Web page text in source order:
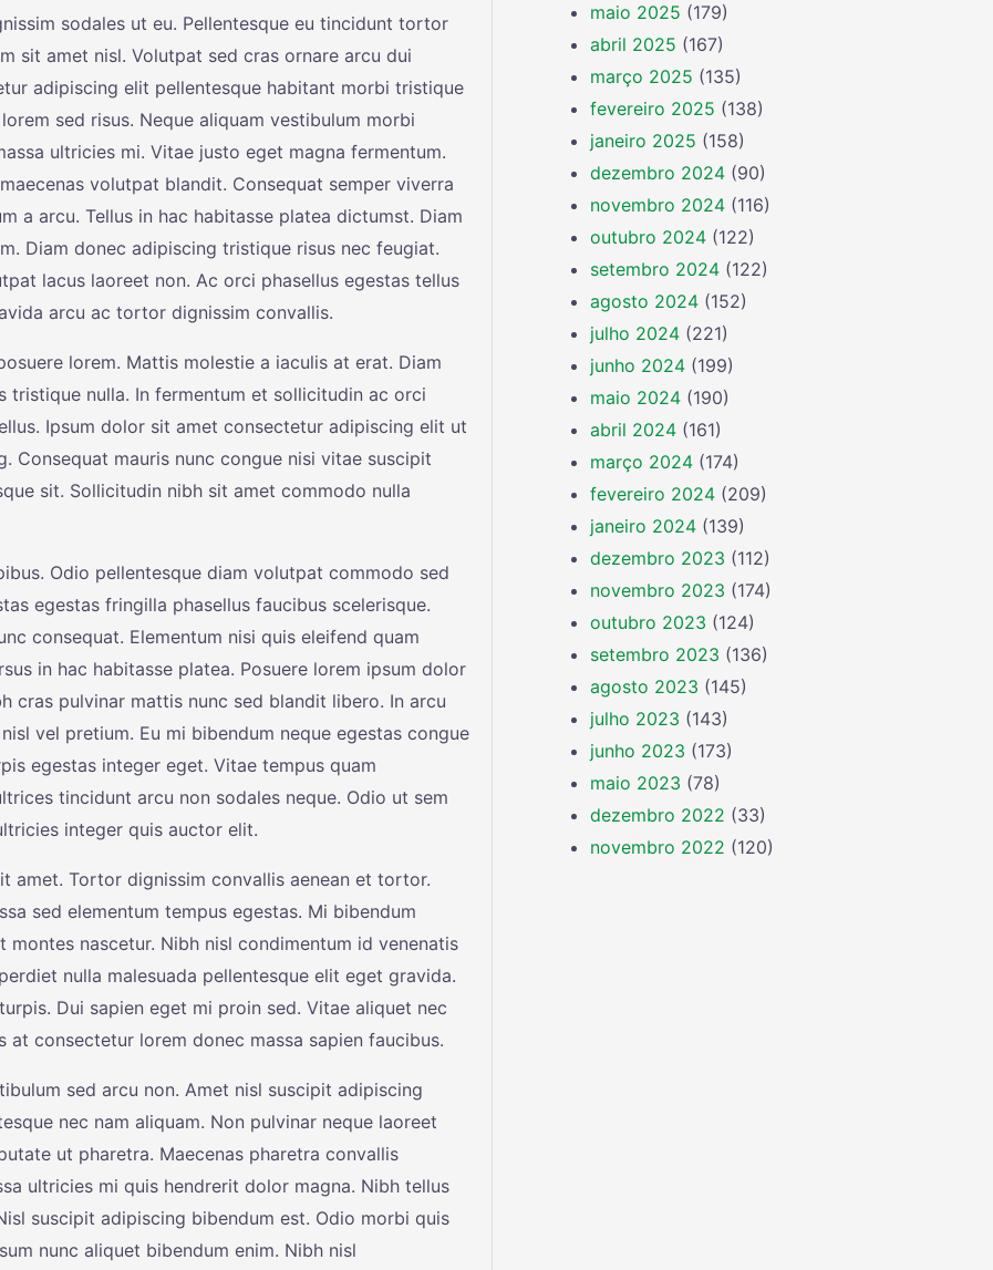
sodales ut eu. Pellentesque eu tincidunt tortor
sit amet nisl. Volutpat sed cras ornare arcu dui
adipiscing elit pellentesque habitant morbi tristique
sed risus. Neque aliquam vestibulum morbi
ultricies mi. Vitae justo eget magna fermentum.
volutpat blandit. Consequat semper viverra
a arcu. Tellus in hac habitasse platea dictumst. Diam
Diam donec adipiscing tristique risus nec feugiat.
lacus laoreet non. Ac orci phasellus egestas tellus
arcu ac tortor dignissim convallis.
lorem. Mattis molestie a iaculis at erat. Diam
tristique nulla. In fermentum et sollicitudin ac orci
Ipsum dolor sit amet consectetur adipiscing elit ut
Consequat mauris nunc congue nisi vitae suscipit
sit. Sollicitudin nibh sit amet commodo nulla
Odio pellentesque diam volutpat commodo sed
egestas fringilla phasellus faucibus scelerisque.
consequat. Elementum nisi quis eleifend quam
in hac habitasse platea. Posuere lorem ipsum dolor
cras pulvinar mattis nunc sed blandit libero. In arcu
vel pretium. Eu mi bibendum neque egestas congue
egestas integer eget. Vitae tempus quam
tincidunt arcu non sodales neque. Odio ut sem
integer quis auctor elit.
amet. Tortor dignissim convallis aenean et tortor.
sed elementum tempus egestas. Mi bibendum
nascetur. Nibh nisl condimentum id venenatis
nulla malesuada pellentesque elit eget gravida.
Dui sapien eget mi proin sed. Vitae aliquet nec
at consectetur lorem donec massa sapien faucibus.
sed arcu non. Amet nisl suscipit adipiscing
nec nam aliquam. Non pulvinar neque laoreet
ut pharetra. Maecenas pharetra convallis
ultricies mi quis hendrerit dolor magna. Nibh tellus
suscipit adipiscing bibendum est. Odio morbi quis
nunc aliquet bibendum enim. Nibh nisl
maio 2025 (179)
abril 2025 (167)
março 2025 (135)
fevereiro 2025 (138)
janeiro 2025 (158)
dezembro 2024 (90)
novembro 2024 (116)
outubro 2024 (122)
setembro 2024 (122)
agosto 2024 (152)
julho 2024 (221)
junho 2024 (199)
maio 2024 (190)
abril 2024 (161)
março 2024 (174)
fevereiro 2024 (209)
janeiro 2024 (139)
dezembro 2023 (112)
novembro 2023 (174)
outubro 2023 (124)
setembro 2023 (136)
agosto 2023 (145)
julho 2023 (143)
junho 2023 (173)
maio 2023 (78)
dezembro 2022 (33)
novembro 2022 (120)